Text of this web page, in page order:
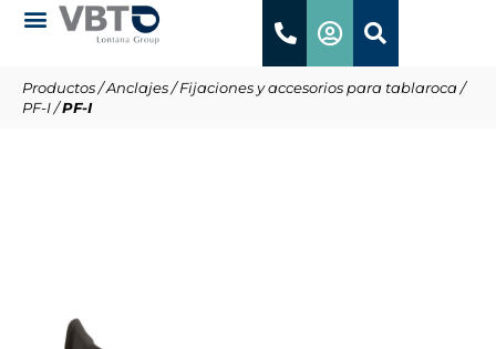
Productos/Anclajes/Fijaciones y accesorios para tablaroca/
PF-I/PF-I